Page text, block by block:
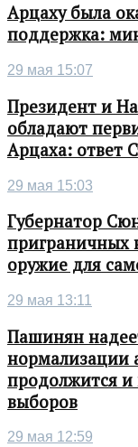
Арцаху была
поддержка:
29 мая 15:07
Президент и
обладают
Арцаха: ответ
29 мая 15:03
Губернатор
приграничных
оружие для
29 мая 13:11
Пашинян
нормализации
продолжится
выборов
29 мая 12:59